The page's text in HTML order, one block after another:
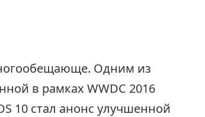
Одним из
в рамках WWDC 2016
10 стал анонс улучшенной